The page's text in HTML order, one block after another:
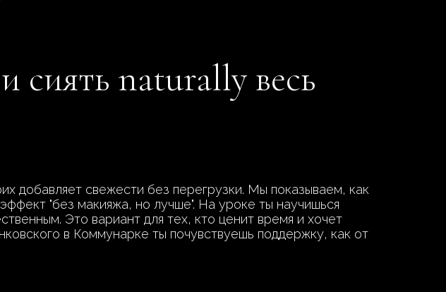
сиять naturally весь
добавляет свежести без перегрузки. Мы показываем, как
"без макияжа, но лучше". На уроке ты научишься
Это вариант для тех, кто ценит время и хочет
в Коммунарке ты почувствуешь поддержку, как от